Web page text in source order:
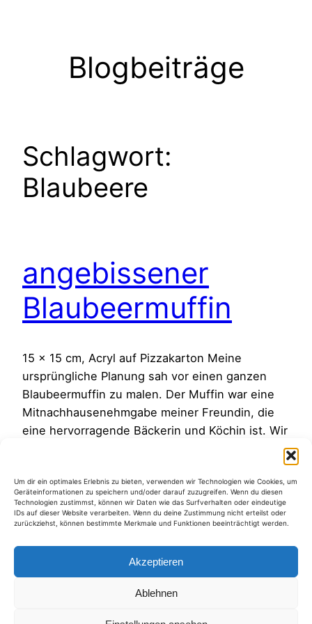
Um dir ein optimales Erlebnis zu bieten, verwenden wir Technologien wie Cookies, um
Geräteinformationen zu speichern und/oder darauf zuzugreifen. Wenn du diesen
Technologien zustimmst, können wir Daten wie das Surfverhalten oder eindeutige
IDs auf dieser Website verarbeiten. Wenn du deine Zustimmung nicht erteilst oder
zurückziehst, können bestimmte Merkmale und Funktionen beeinträchtigt werden.
Akzeptieren
Ablehnen
Blogbeiträge
Schlagwort:
Blaubeere
angebissener
Blaubeermuffin
15 x 15 cm, Acryl auf Pizzakarton Meine
ursprüngliche Planung sah vor einen ganzen
Blaubeermuffin zu malen. Der Muffin war eine
Mitnachhausenehmgabe meiner Freundin, die
eine hervorragende Bäckerin und Köchin ist. Wir
hatten bei ihr schon einige köstliche Muffins mit
Hause konnte ich dann immer noch nicht an
mich halten und…
9. August 2011